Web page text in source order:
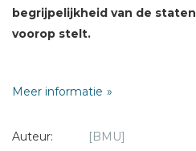
begrijpelijkheid van de
voorop stelt.
cm
Meer informatie
Auteur:
[BMU]